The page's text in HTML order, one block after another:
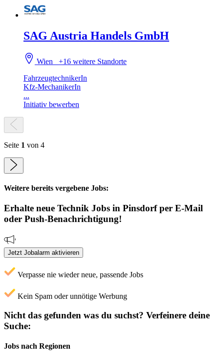
SAG Austria Handels GmbH
Wien+16 weitere Standorte
FahrzeugtechnikerIn
Kfz-MechanikerIn
...
Initiativ bewerben
Seite 1 von 4
Weitere bereits vergebene Jobs:
Erhalte neue Technik Jobs in Pinsdorfper E-Mail
oder Push-Benachrichtigung!
Jetzt Jobalarm aktivieren
Verpasse nie wieder neue, passende Jobs
Kein Spam oder unnötige Werbung
Nicht das gefunden was du suchst? Verfeinere deine
Suche:
Jobs nach Regionen